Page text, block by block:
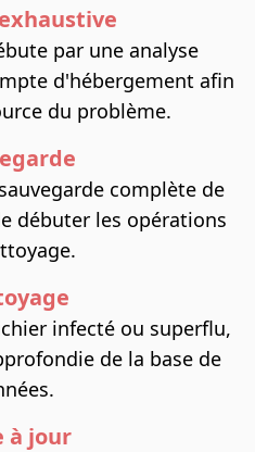
par une analyse
d'hébergement afin
du problème.
complète de
débuter les opérations
infecté ou superflu,
de la base de
à jour